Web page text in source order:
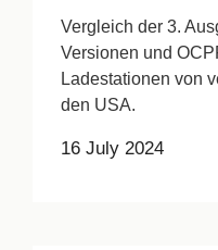
Vergleich der 3.
Versionen und
Ladestationen von
den USA.
16 July 2024